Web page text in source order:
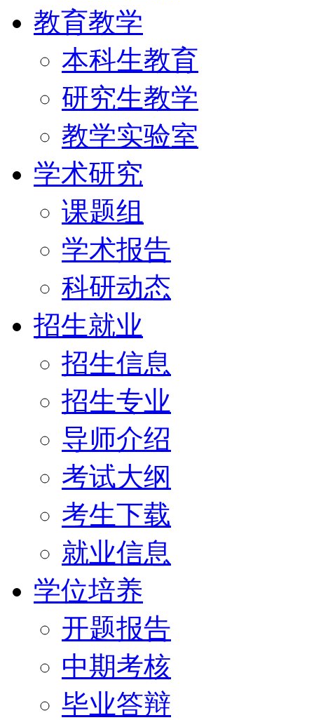
教育教学
本科生教育
研究生教学
教学实验室
学术研究
课题组
学术报告
科研动态
招生就业
招生信息
招生专业
导师介绍
考试大纲
考生下载
就业信息
学位培养
开题报告
中期考核
毕业答辩